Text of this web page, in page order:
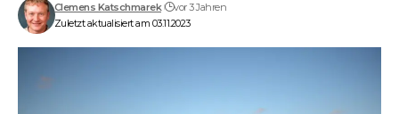
Zuletzt aktualisiert am 03.11.2023
Clemens Katschmarek vor 3 Jahren